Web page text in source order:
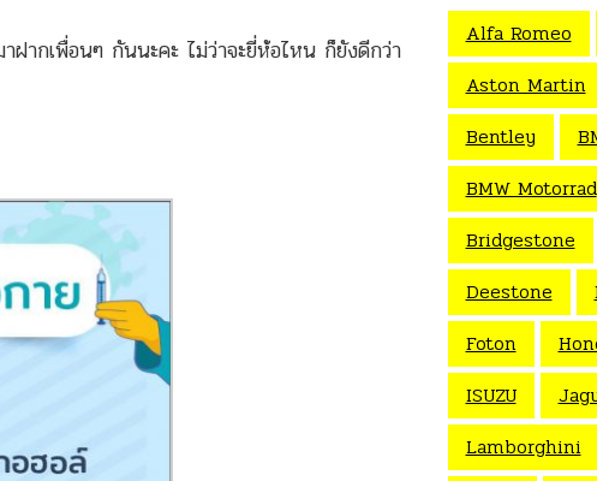
ากเพื่อนๆ กันนะคะ ไม่ว่าจะยี่ห้อไหน ก็ยังดีกว่า
Alfa Romeo
Aston Martin
Bentley
BMW Motorrad
Bridgestone
Deestone
Foton
ISUZU
Lamborghini